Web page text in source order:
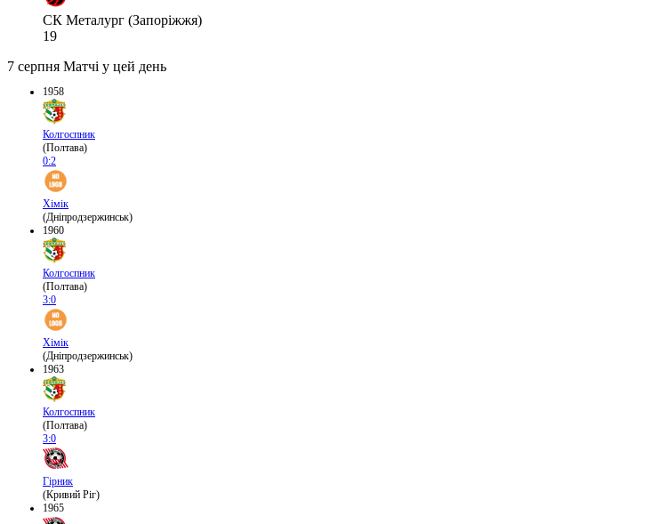
СК Металург (Запоріжжя)
19
7 серпня Матчі у цей день
1958
Колгоспник
(Полтава)
0:2
Хімік
(Дніпродзержинськ)
1960
Колгоспник
(Полтава)
3:0
Хімік
(Дніпродзержинськ)
1963
Колгоспник
(Полтава)
3:0
Гірник
(Кривий Ріг)
1965